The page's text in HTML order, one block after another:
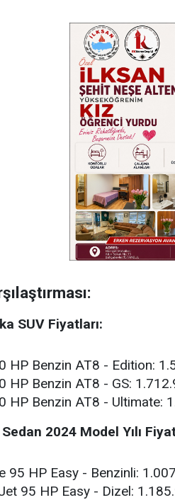
SUV Fiyatları:
HP Benzin AT8 - Edition:
HP Benzin AT8 - GS:
HP Benzin AT8 - Ultimate:
2024 Model Yılı
95 HP Easy - Benzinli:
95 HP Easy - Dizel: